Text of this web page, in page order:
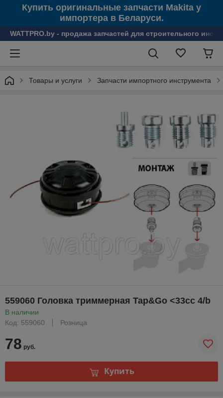
Купить оригинальные запчасти Makita у
импортера в Беларуси.
WATTPRO.by - продажа запчастей для строительного
Товары и услуги Запчасти импортного инструмента
559060 Головка триммерная Tap&Go <33cc 4/b
В наличии
Код: 559060
Розница
78 руб.
Купить